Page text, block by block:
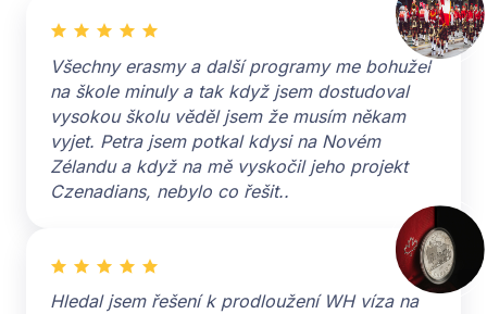
Všechny erasmy a další programy me bohužel
na škole minuly a tak když jsem dostudoval
vysokou školu věděl jsem že musím někam
vyjet. Petra jsem potkal kdysi na Novém
Zélandu a když na mě vyskočil jeho projekt
Czenadians, nebylo co řešit..
Hledal jsem řešení k prodloužení WH víza na